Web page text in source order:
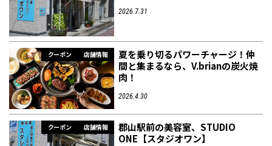
2026.7.31
クーポン 店舗情報
夏を乗り切るパワーチャージ！仲
間と集まるなら、V.brianの炭火焼
肉！
2026.4.30
クーポン 店舗情報
郡山駅前の美容室、STUDIO
ONE【スタジオワン】